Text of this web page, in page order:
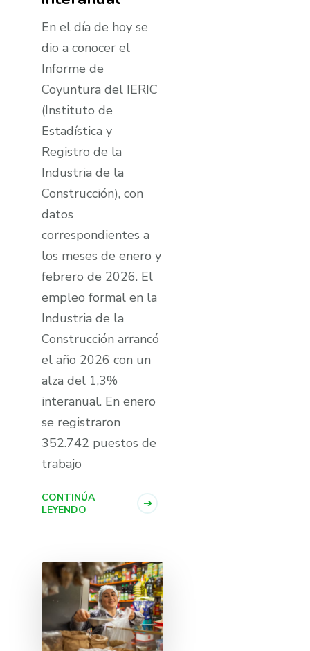
En el día de hoy se
dio a conocer el
Informe de
Coyuntura del IERIC
(Instituto de
Estadística y
Registro de la
Industria de la
Construcción), con
datos
correspondientes a
los meses de enero y
febrero de 2026. El
empleo formal en la
Industria de la
Construcción arrancó
el año 2026 con un
alza del 1,3%
interanual. En enero
se registraron
352.742 puestos de
trabajo
CONTINÚA
LEYENDO